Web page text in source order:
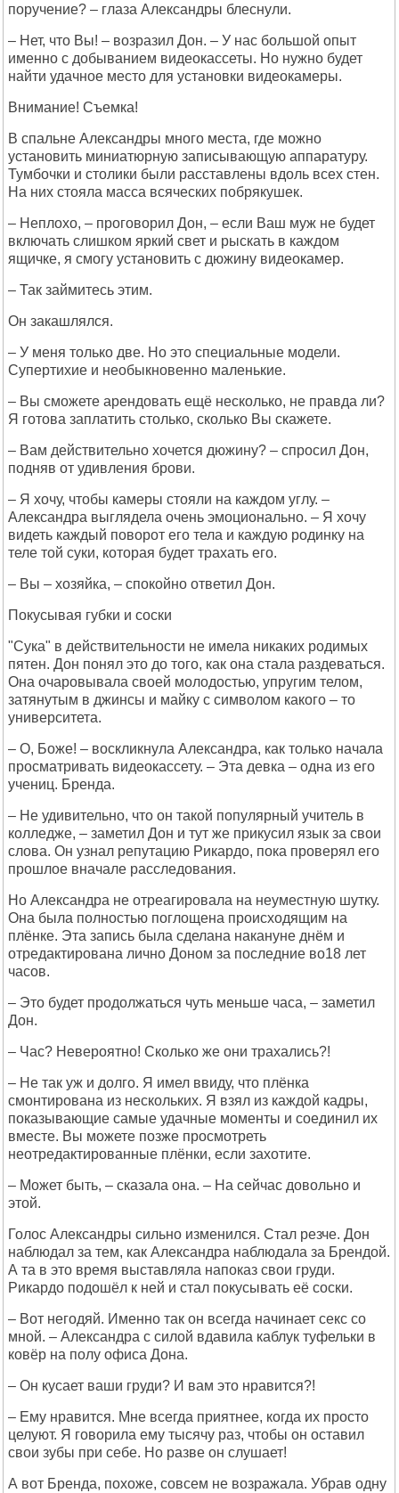
поручение? – глаза Александры блеснули.
– Нет, что Вы! – возразил Дон. – У нас большой опыт
именно с добыванием видеокассеты. Но нужно будет
найти удачное место для установки видеокамеры.
Внимание! Съемка!
В спальне Александры много места, где можно
установить миниатюрную записывающую аппаратуру.
Тумбочки и столики были расставлены вдоль всех стен.
На них стояла масса всяческих побрякушек.
– Неплохо, – проговорил Дон, – если Ваш муж не будет
включать слишком яркий свет и рыскать в каждом
ящичке, я смогу установить с дюжину видеокамер.
– Так займитесь этим.
Он закашлялся.
– У меня только две. Но это специальные модели.
Супертихие и необыкновенно маленькие.
– Вы сможете арендовать ещё несколько, не правда ли?
Я готова заплатить столько, сколько Вы скажете.
– Вам действительно хочется дюжину? – спросил Дон,
подняв от удивления брови.
– Я хочу, чтобы камеры стояли на каждом углу. –
Александра выглядела очень эмоционально. – Я хочу
видеть каждый поворот его тела и каждую родинку на
теле той суки, которая будет трахать его.
– Вы – хозяйка, – спокойно ответил Дон.
Покусывая губки и соски
"Сука" в действительности не имела никаких родимых
пятен. Дон понял это до того, как она стала раздеваться.
Она очаровывала своей молодостью, упругим телом,
затянутым в джинсы и майку с символом какого – то
университета.
– О, Боже! – воскликнула Александра, как только начала
просматривать видеокассету. – Эта девка – одна из его
учениц. Бренда.
– Не удивительно, что он такой популярный учитель в
колледже, – заметил Дон и тут же прикусил язык за свои
слова. Он узнал репутацию Рикардо, пока проверял его
прошлое вначале расследования.
Но Александра не отреагировала на неуместную шутку.
Она была полностью поглощена происходящим на
плёнке. Эта запись была сделана накануне днём и
отредактирована лично Доном за последние во18 лет
часов.
– Это будет продолжаться чуть меньше часа, – заметил
Дон.
– Час? Невероятно! Сколько же они трахались?!
– Не так уж и долго. Я имел ввиду, что плёнка
смонтирована из нескольких. Я взял из каждой кадры,
показывающие самые удачные моменты и соединил их
вместе. Вы можете позже просмотреть
неотредактированные плёнки, если захотите.
– Может быть, – сказала она. – На сейчас довольно и
этой.
Голос Александры сильно изменился. Стал резче. Дон
наблюдал за тем, как Александра наблюдала за Брендой.
А та в это время выставляла напоказ свои груди.
Рикардо подошёл к ней и стал покусывать её соски.
– Вот негодяй. Именно так он всегда начинает секс со
мной. – Александра с силой вдавила каблук туфельки в
ковёр на полу офиса Дона.
– Он кусает ваши груди? И вам это нравится?!
– Ему нравится. Мне всегда приятнее, когда их просто
целуют. Я говорила ему тысячу раз, чтобы он оставил
свои зубы при себе. Но разве он слушает!
А вот Бренда, похоже, совсем не возражала. Убрав одну